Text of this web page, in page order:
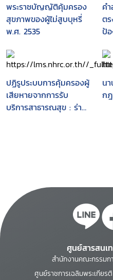
พระราชบัญญัติคุ้มครอง
สุขภาพของผู้ไม่สูบบุหรี่
พ.ศ. 2535
ค
ต
ป้
ปร
แ
คุ้
ปฏิรูประบบการคุ้มครองผู้
เสียหายจากการรับ
บริการสาธารณสุข : ร่าง
น
ก
ศูนย์สารสน
สำนักงานคณะกรรม
ศูนย์ราชการเฉลิมพระเกีย